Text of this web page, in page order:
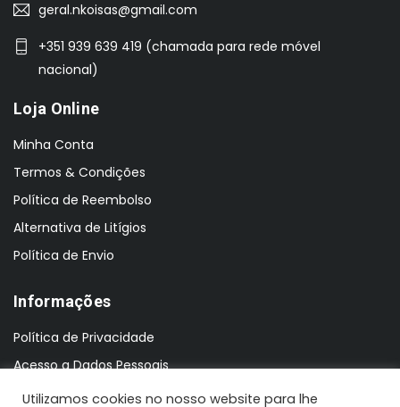
geral.nkoisas@gmail.com
+351 939 639 419 (chamada para rede móvel
nacional)
Loja Online
Minha Conta
Termos & Condições
Política de Reembolso
Alternativa de Litígios
Política de Envio
Informações
Política de Privacidade
Acesso a Dados Pessoais
Utilizamos cookies no nosso website para lhe